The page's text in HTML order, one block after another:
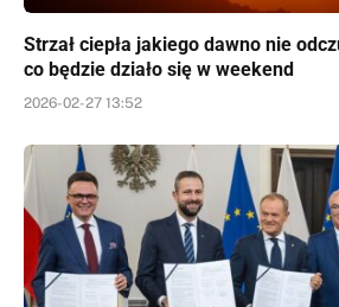
Strzał ciepła jakiego dawno nie
co będzie działo się w weekend
2026-02-27 13:52